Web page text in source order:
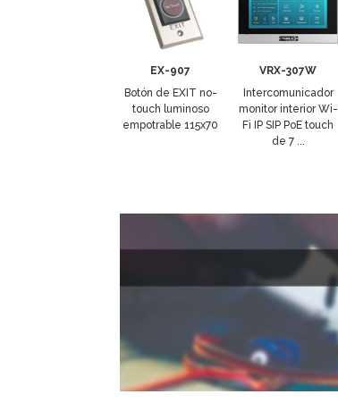
EX-907
Botón de EXIT no-
touch luminoso
empotrable 115x70
VRX-307W
Intercomunicador
monitor interior Wi-
Fi IP SIP PoE touch
de 7 ...